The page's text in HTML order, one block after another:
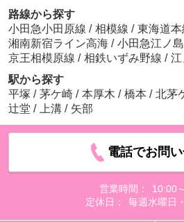
路線から探す
小田急小田原線 / 相模線 / 東海道本
湘南新宿ライン高海 / 小田急江ノ
京王相模原線 / 相鉄いずみ野線 / 江
駅から探す
平塚 / 茅ケ崎 / 本厚木 / 橋本 / 北茅
辻堂 / 上溝 / 矢部
電話でお問
営業時間：
10:00
定休日：
毎週水曜日